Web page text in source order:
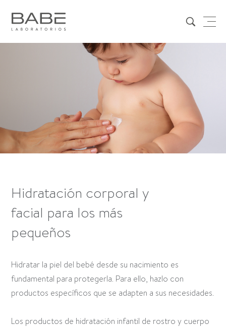
Hidratación corporal y
facial para los más
pequeños
Hidratar la piel del bebé desde su nacimiento es
fundamental para protegerla. Para ello, hazlo con
productos específicos que se adapten a sus necesidades.
Los productos de hidratación infantil de rostro y cuerpo